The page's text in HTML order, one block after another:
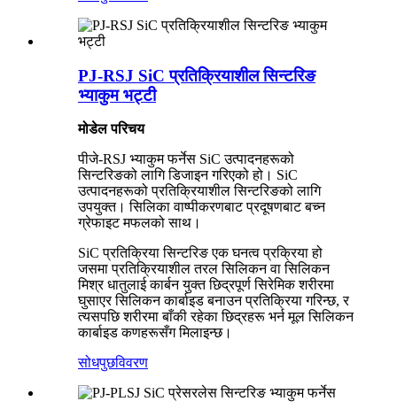
PJ-RSJ SiC प्रतिक्रियाशील सिन्टरिङ
भ्याकुम भट्टी
मोडेल परिचय
पीजे-RSJ भ्याकुम फर्नेस SiC उत्पादनहरूको
सिन्टरिङको लागि डिजाइन गरिएको हो। SiC
उत्पादनहरूको प्रतिक्रियाशील सिन्टरिङको लागि
उपयुक्त। सिलिका वाष्पीकरणबाट प्रदूषणबाट बच्न
ग्रेफाइट मफलको साथ।
SiC प्रतिक्रिया सिन्टरिङ एक घनत्व प्रक्रिया हो
जसमा प्रतिक्रियाशील तरल सिलिकन वा सिलिकन
मिश्र धातुलाई कार्बन युक्त छिद्रपूर्ण सिरेमिक शरीरमा
घुसाएर सिलिकन कार्बाइड बनाउन प्रतिक्रिया गरिन्छ, र
त्यसपछि शरीरमा बाँकी रहेका छिद्रहरू भर्न मूल सिलिकन
कार्बाइड कणहरूसँग मिलाइन्छ।
सोधपुछविवरण